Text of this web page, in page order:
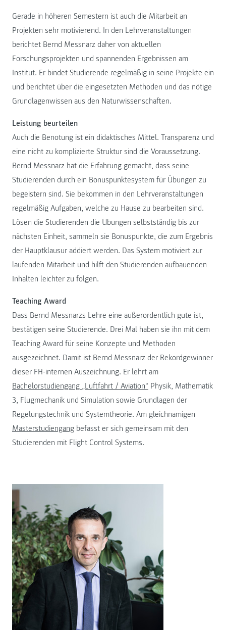
Gerade in höheren Semestern ist auch die Mitarbeit an
Projekten sehr motivierend. In den Lehrveranstaltungen
berichtet Bernd Messnarz daher von aktuellen
Forschungsprojekten und spannenden Ergebnissen am
Institut. Er bindet Studierende regelmäßig in seine Projekte ein
und berichtet über die eingesetzten Methoden und das nötige
Grundlagenwissen aus den Naturwissenschaften.
Leistung beurteilen
Auch die Benotung ist ein didaktisches Mittel. Transparenz und
eine nicht zu komplizierte Struktur sind die Voraussetzung.
Bernd Messnarz hat die Erfahrung gemacht, dass seine
Studierenden durch ein Bonuspunktesystem für Übungen zu
begeistern sind. Sie bekommen in den Lehrveranstaltungen
regelmäßig Aufgaben, welche zu Hause zu bearbeiten sind.
Lösen die Studierenden die Übungen selbstständig bis zur
nächsten Einheit, sammeln sie Bonuspunkte, die zum Ergebnis
der Hauptklausur addiert werden. Das System motiviert zur
laufenden Mitarbeit und hilft den Studierenden aufbauenden
Inhalten leichter zu folgen.
Teaching Award
Dass Bernd Messnarzs Lehre eine außerordentlich gute ist,
bestätigen seine Studierende. Drei Mal haben sie ihn mit dem
Teaching Award für seine Konzepte und Methoden
ausgezeichnet. Damit ist Bernd Messnarz der Rekordgewinner
dieser FH-internen Auszeichnung. Er lehrt am
Bachelorstudiengang „Luftfahrt / Aviation“ Physik, Mathematik
3, Flugmechanik und Simulation sowie Grundlagen der
Regelungstechnik und Systemtheorie. Am gleichnamigen
Masterstudiengang befasst er sich gemeinsam mit den
Studierenden mit Flight Control Systems.